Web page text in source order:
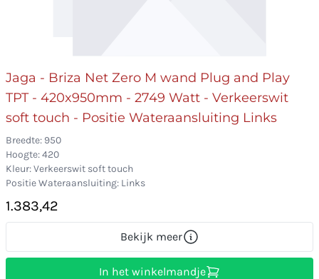
Jaga - Briza Net Zero M wand Plug and Play
TPT - 420x950mm - 2749 Watt - Verkeerswit
soft touch - Positie Wateraansluiting Links
Breedte: 950
Hoogte: 420
Kleur: Verkeerswit soft touch
Positie Wateraansluiting: Links
1.383,42
Bekijk meer
In het winkelmandje